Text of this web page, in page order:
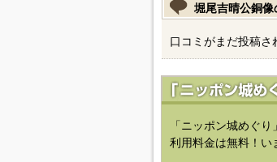
堀尾吉晴公銅像
口コミがまだ投稿さ
「ニッポン城めぐ
利用料金は無料！い